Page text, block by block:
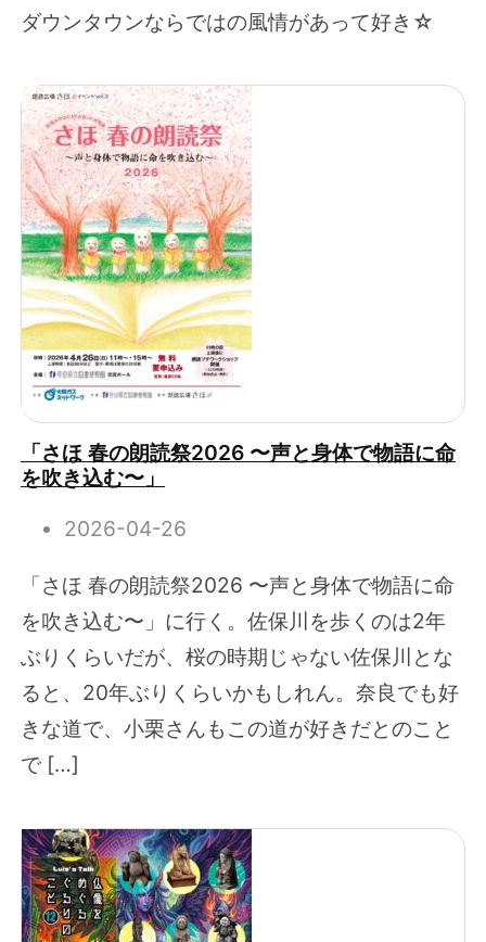
ダウンタウンならではの風情があって好き☆
「さほ 春の朗読祭2026 〜声と身体で物語に命
を吹き込む〜」
2026-04-26
「さほ 春の朗読祭2026 〜声と身体で物語に命
を吹き込む〜」に行く。佐保川を歩くのは2年
ぶりくらいだが、桜の時期じゃない佐保川とな
ると、20年ぶりくらいかもしれん。奈良でも好
きな道で、小栗さんもこの道が好きだとのこと
で […]